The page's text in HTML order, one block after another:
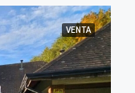
VENTA